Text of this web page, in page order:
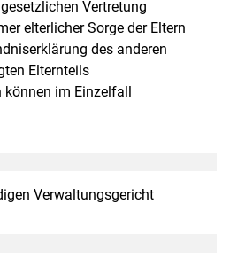
Vertretung
elterlicher Sorge der Eltern
des anderen
Elternteils
können im Einzelfall
Verwaltungsgericht